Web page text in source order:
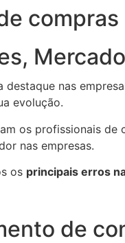
,
destaque nas
evolução.
os profissionais
nas empresas.
os principais erros
de